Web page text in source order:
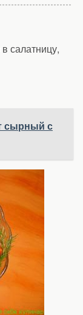
салатницу,
сырный с